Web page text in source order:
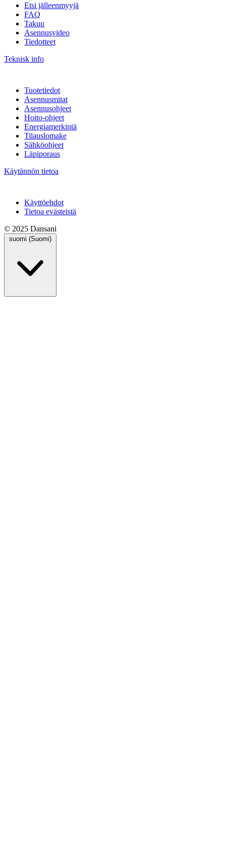
Etsi jälleenmyyjä
FAQ
Takuu
Asennusvideo
Tiedotteet
Teknisk info
Tuotetiedot
Asennusmitat
Asennusohjeet
Hoito-ohjeet
Energiamerkintä
Tilauslomake
Sähköohjeet
Läpiporaus
Käytännön tietoa
Käyttöehdot
Tietoa evästeistä
© 2025 Dansani
suomi (Suomi)